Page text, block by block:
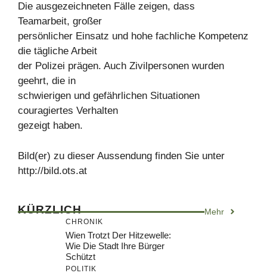
Die ausgezeichneten Fälle zeigen, dass
Teamarbeit, großer
persönlicher Einsatz und hohe fachliche Kompetenz
die tägliche Arbeit
der Polizei prägen. Auch Zivilpersonen wurden
geehrt, die in
schwierigen und gefährlichen Situationen
couragiertes Verhalten
gezeigt haben.
Bild(er) zu dieser Aussendung finden Sie unter
http://bild.ots.at
KÜRZLICH Mehr
CHRONIK
Wien Trotzt Der Hitzewelle:
Wie Die Stadt Ihre Bürger
Schützt
POLITIK